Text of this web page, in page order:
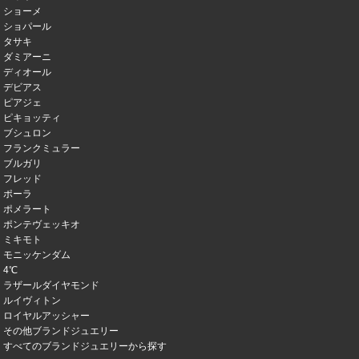
ショーメ
ショパール
タサキ
ダミアーニ
ディオール
デビアス
ピアジェ
ピキョッティ
ブシュロン
フランクミュラー
ブルガリ
フレッド
ポーラ
ポメラート
ポンテヴェッキオ
ミキモト
モニッケンダム
4℃
ラザールダイヤモンド
ルイヴィトン
ロイヤルアッシャー
その他ブランドジュエリー
すべてのブランドジュエリーから探す